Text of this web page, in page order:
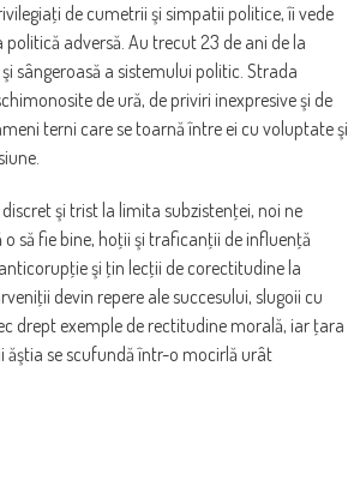
de cumetrii şi simpatii politice, îi vede
adversă. Au trecut 23 de ani de la
sângeroasă a sistemului politic. Strada
de ură, de priviri inexpresive şi de
terni care se toarnă între ei cu voluptate şi
şi trist la limita subzistenţei, noi ne
să fie bine, hoţii şi traficanţii de influenţă
şi ţin lecţii de corectitudine la
devin repere ale succesului, slugoii cu
drept exemple de rectitudine morală, iar ţara
ăştia se scufundă într-o mocirlă urât